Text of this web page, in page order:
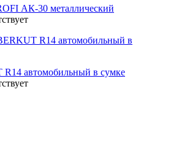
АК-30 металлический
автомобильный в сумке